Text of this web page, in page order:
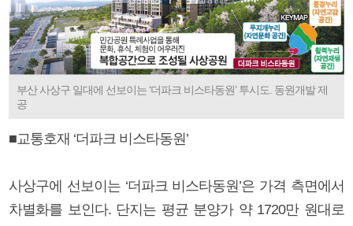
부산 사상구 일대에 선보이는 ‘더파크 비스타동원’ 투시도. 동원개발 제
공
■교통호재 ‘더파크 비스타동원’
사상구에 선보이는 ‘더파크 비스타동원’은 가격 측면에서
차별화를 보인다. 단지는 평균 분양가 약 1720만 원대로